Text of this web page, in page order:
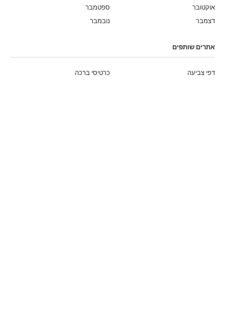
ספטמבר
אוקטובר
נובמבר
דצמבר
אתרים שותפים
כרטיסי ברכה דפי צביעה